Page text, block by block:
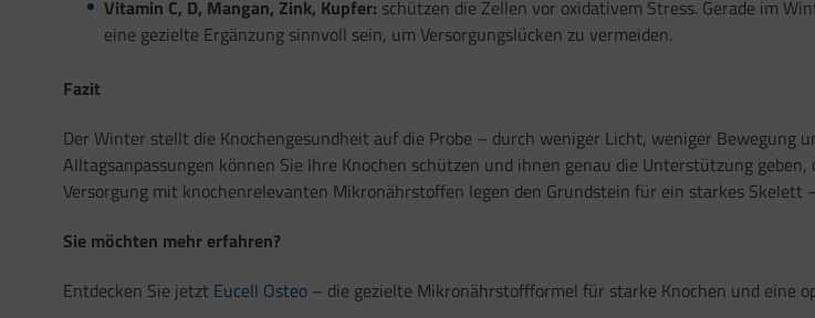
Vitamin C, D, Mangan, Zink, Kupfer: schützen die Zellen vor oxidativem Stress. Gerade im
eine gezielte Ergänzung sinnvoll sein, um Versorgungslücken zu vermeiden.
Fazit
Der Winter stellt die Knochengesundheit auf die Probe – durch weniger Licht, weniger Bewegung
Alltagsanpassungen können Sie Ihre Knochen schützen und ihnen genau die Unterstützung
Versorgung mit knochenrelevanten Mikronährstoffen legen den Grundstein für ein starkes Skelett
Sie möchten mehr erfahren?
Entdecken Sie jetzt Eucell Osteo – die gezielte Mikronährstoffformel für starke Knochen und eine